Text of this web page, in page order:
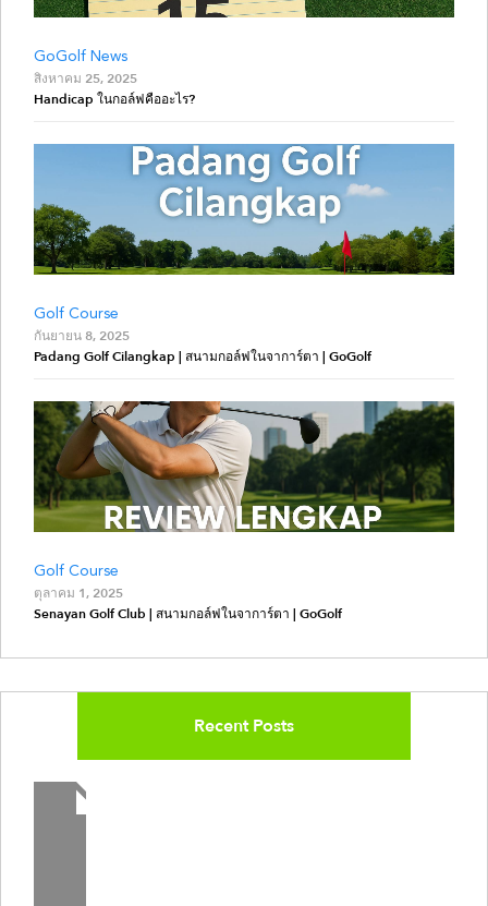
GoGolf News
สิงหาคม 25, 2025
Handicap ในกอล์ฟคืออะไร?
Golf Course
กันยายน 8, 2025
Padang Golf Cilangkap | สนามกอล์ฟในจาการ์ตา | GoGolf
Golf Course
ตุลาคม 1, 2025
Senayan Golf Club | สนามกอล์ฟในจาการ์ตา | GoGolf
Recent Posts